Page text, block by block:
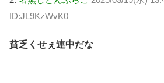
ID:JL9KzWvK0
貧乏くせぇ連中だな